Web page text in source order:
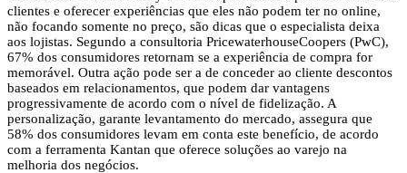
clientes e oferecer experiências que eles não podem ter no online,
não focando somente no preço, são dicas que o especialista deixa
aos lojistas. Segundo a consultoria PricewaterhouseCoopers (PwC),
67% dos consumidores retornam se a experiência de compra for
memorável. Outra ação pode ser a de conceder ao cliente descontos
baseados em relacionamentos, que podem dar vantagens
progressivamente de acordo com o nível de fidelização. A
personalização, garante levantamento do mercado, assegura que
58% dos consumidores levam em conta este benefício, de acordo
com a ferramenta Kantan que oferece soluções ao varejo na
melhoria dos negócios.